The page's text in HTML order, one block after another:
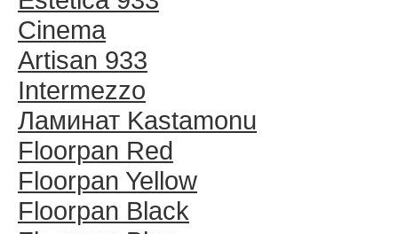
Cinema
Artisan 933
Intermezzo
Ламинат Kastamonu
Floorpan Red
Floorpan Yellow
Floorpan Black